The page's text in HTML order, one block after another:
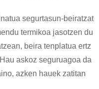
segurtasun-beiratzat
termikoa jasotzen du
beira tenplatua ertz
askoz seguruagoa da
azken hauek zatitan